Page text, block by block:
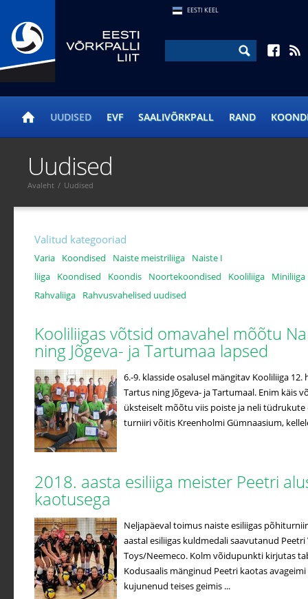
EESTI KEEL
UUDISED EVF SAALIVÕRKPALL RAND
Valitud kategooriad
Varia Koondised Naiste meistriliiga
Naiste I
liiga
Koondised Koondis Noortekoondised Kooliliiga
Miniliiga
Rahvaliiga
Rahvusvahelised uudised
Kooliliigas võtsid omavahel mõõtu
ning Jõgeva- ja Tartumaa lapsed
6.-9. klasside osalusel mängitav Kooliliiga
Tartus ning Jõgeva- ja Tartumaal. Enim käis
üksteiselt mõõtu viis poiste ja neli tüdrukute
turniiri võitis Kreenholmi Gümnaasium,
2018. aasta esiliiga meister Peetri
kaotusega
Neljapäeval toimus naiste esiliigas
aastal esiliigas kuldmedali saavutanud
Toys/Neemeco. Kolm võidupunkti kirjutas
Kodusaalis mänginud Peetri kaotas
kujunenud teises geimis ...
Uudised
Avaleht / Uudised